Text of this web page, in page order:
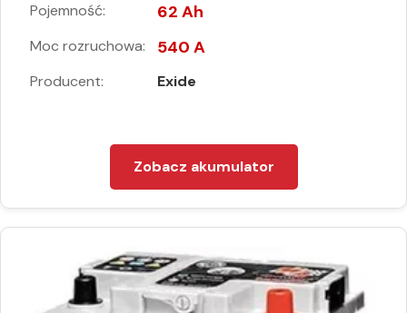
Pojemność: 62 Ah
Moc rozruchowa: 540 A
Producent: Exide
Zobacz akumulator